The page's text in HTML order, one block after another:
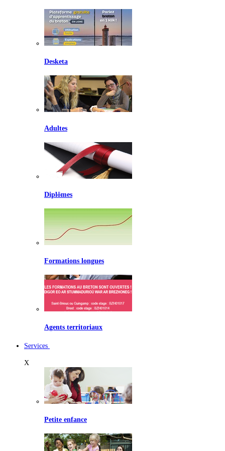
Desketa
Adultes
Diplômes
Formations longues
Agents territoriaux
Services
X
Petite enfance